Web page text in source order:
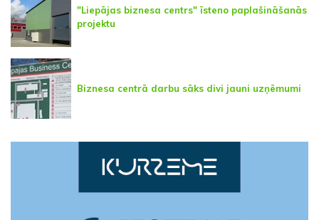
"Liepājas biznesa centrs" īsteno paplašināšanās
projektu
Biznesa centrā darbu sāks divi jauni uzņēmumi